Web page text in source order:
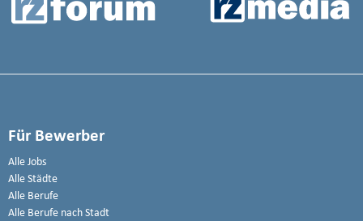
Für Bewerber
Alle Jobs
Alle Städte
Alle Berufe
Alle Berufe nach Stadt